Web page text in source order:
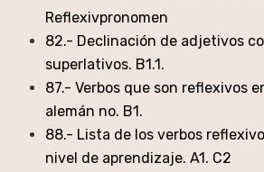
Reflexivpronomen
82.- Declinación de adjetivos
superlativos. B1.1.
87.- Verbos que son reflexivos
alemán no. B1.
88.- Lista de los verbos
nivel de aprendizaje. A1. C2